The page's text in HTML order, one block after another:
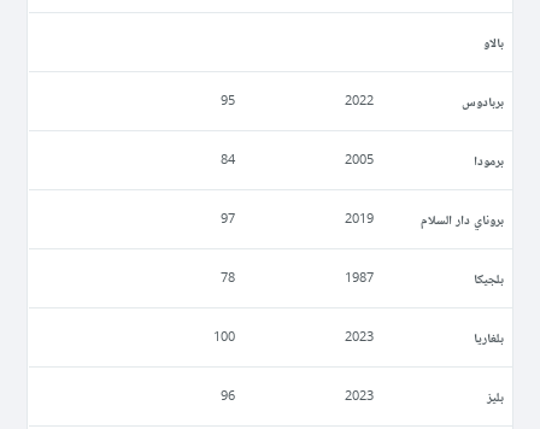
بالاو
بربادوس 2022
95
برمودا 2005
84
بروناي دار السلام 2019
97
بلجيكا 1987
78
بلغاريا 2023
100
بليز 2023
96